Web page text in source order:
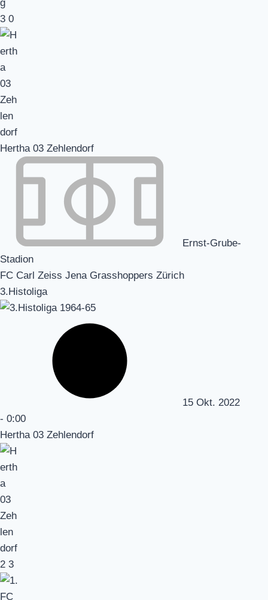
3 0
Hertha 03 Zehlendorf
Ernst-Grube-
Stadion
FC Carl Zeiss Jena Grasshoppers Zürich
3.Histoliga
15 Okt. 2022
- 0:00
Hertha 03 Zehlendorf
2 3